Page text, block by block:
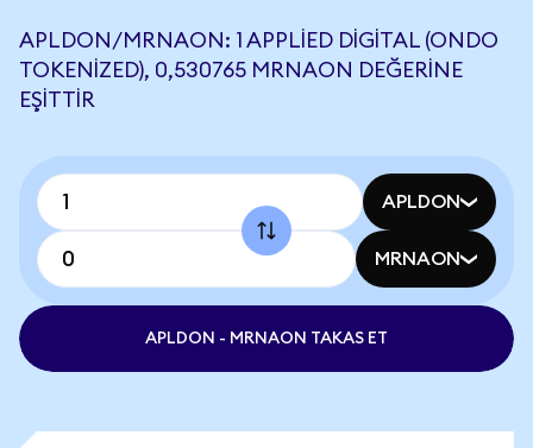
APLDON/MRNAON: 1 APPLIED DIGITAL (ONDO
TOKENIZED), 0,530765 MRNAON DEĞERINE
EŞITTIR
APLDON
MRNAON
APLDON - MRNAON TAKAS ET